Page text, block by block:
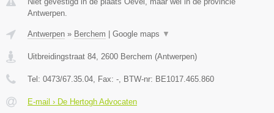
Antwerpen.
Antwerpen » Berchem Google maps ▼
Uitbreidingstraat 84, 2600 Berchem (Antwerpen)
Tel: 0473/67.35.04, Fax: -, BTW-nr: BE1017.465.860
E-mail › De Hertogh Advocaten